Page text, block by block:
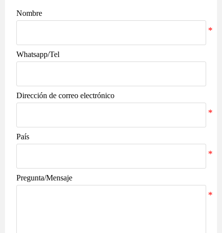
Nombre
Whatsapp/Tel
Dirección de correo electrónico
País
Pregunta/Mensaje